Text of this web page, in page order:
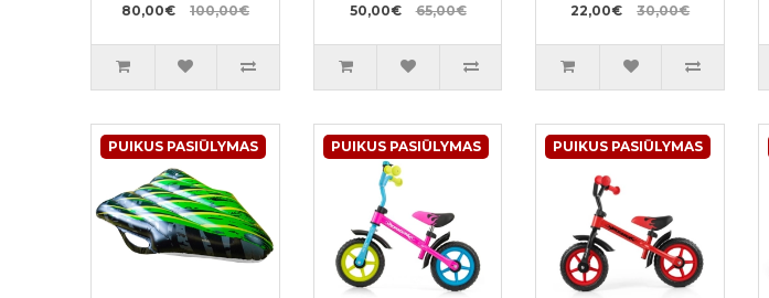
80,00€ 100,00€
spalvos)
50,00€ 65,00€ 22,00€ 30,00€
PUIKUS PASIŪLYMAS PUIKUS PASIŪLYMAS PUIKUS PASIŪLYMAS